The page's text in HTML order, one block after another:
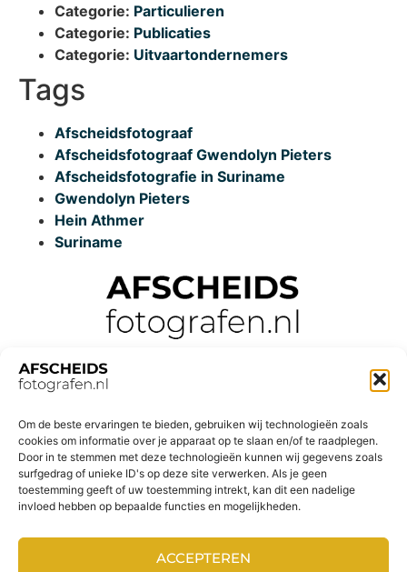
Om de beste ervaringen te bieden, gebruiken wij technologieën zoals
cookies om informatie over je apparaat op te slaan en/of te raadplegen.
Door in te stemmen met deze technologieën kunnen wij gegevens zoals
surfgedrag of unieke ID's op deze site verwerken. Als je geen
toestemming geeft of uw toestemming intrekt, kan dit een nadelige
invloed hebben op bepaalde functies en mogelijkheden.
ACCEPTEREN
Categorie: Particulieren
Categorie: Publicaties
Categorie: Uitvaartondernemers
Tags
Afscheidsfotograaf
Afscheidsfotograaf Gwendolyn Pieters
Afscheidsfotografie in Suriname
Gwendolyn Pieters
Hein Athmer
Suriname